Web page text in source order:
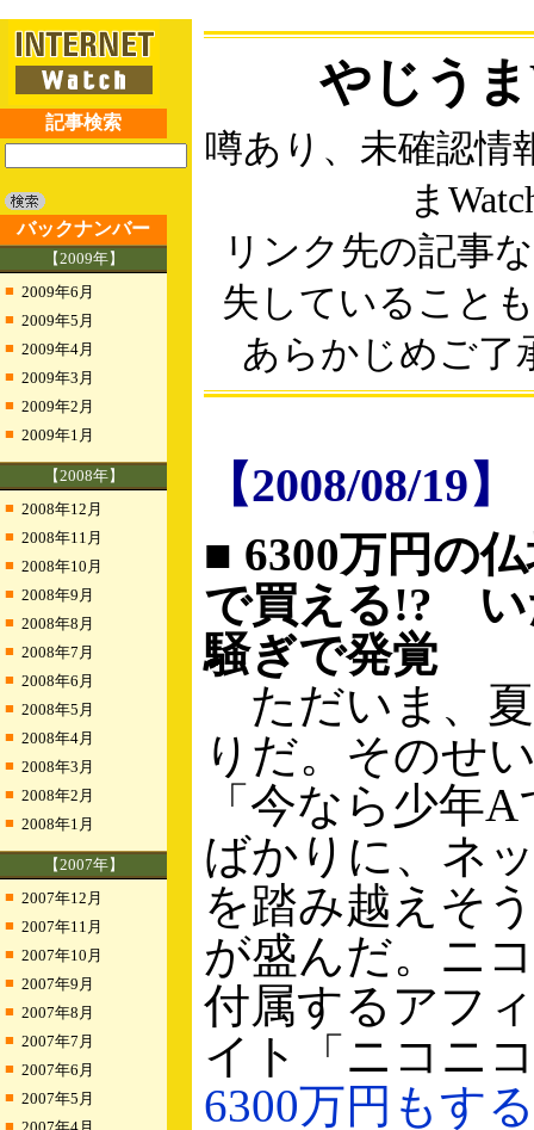
記事検索
バックナンバー
【2009年】
■ 2009年6月
■ 2009年5月
■ 2009年4月
■ 2009年3月
■ 2009年2月
■ 2009年1月
【2008年】
■ 2008年12月
■ 2008年11月
■ 2008年10月
■ 2008年9月
■ 2008年8月
■ 2008年7月
■ 2008年6月
■ 2008年5月
■ 2008年4月
■ 2008年3月
■ 2008年2月
■ 2008年1月
【2007年】
■ 2007年12月
■ 2007年11月
■ 2007年10月
■ 2007年9月
■ 2007年8月
■ 2007年7月
■ 2007年6月
■ 2007年5月
■
やじう
噂あり、未確認情
ま
リンク先の記事
失していること
あらかじめご了
【2008/08/19】
■ 6300万円の
で買える!? い
騒ぎで発覚
ただいま、
りだ。そのせ
「今なら少年
ばかりに、ネ
を踏み越えそ
が盛んだ。ニ
付属するアフ
イト「ニコニ
6300万円もす